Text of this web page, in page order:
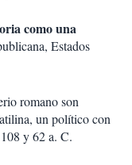
como una
Estados
romano son
un político con
y 62 a. C.